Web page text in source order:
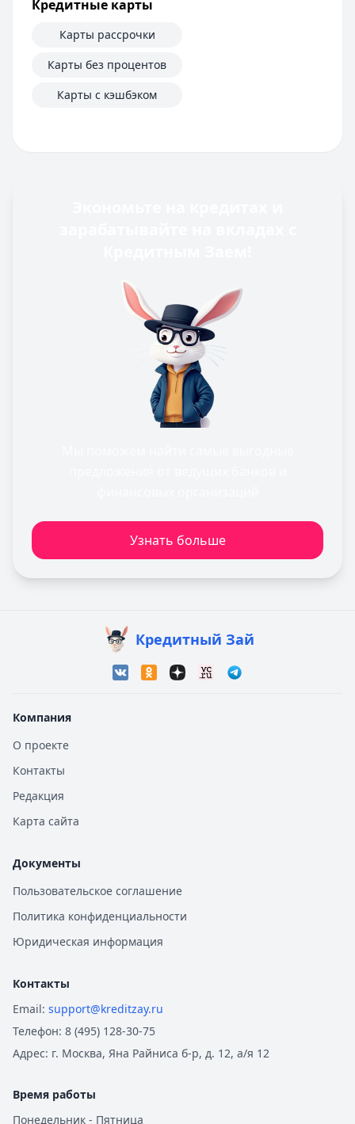
Кредитные карты
Карты рассрочки
Карты без процентов
Карты с кэшбэком
Узнать больше
Кредитный Зай
Компания
О проекте
Контакты
Редакция
Карта сайта
Документы
Пользовательское соглашение
Политика конфиденциальности
Юридическая информация
Контакты
Email: support@kreditzay.ru
Телефон: 8 (495) 128-30-75
Адрес: г. Москва, Яна Райниса б-р, д. 12, а/я 12
Время работы
Понедельник - Пятница